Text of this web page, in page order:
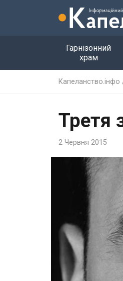
Гарнізонний
храм
Капеланство.інфо
Третя
2 Червня 2015